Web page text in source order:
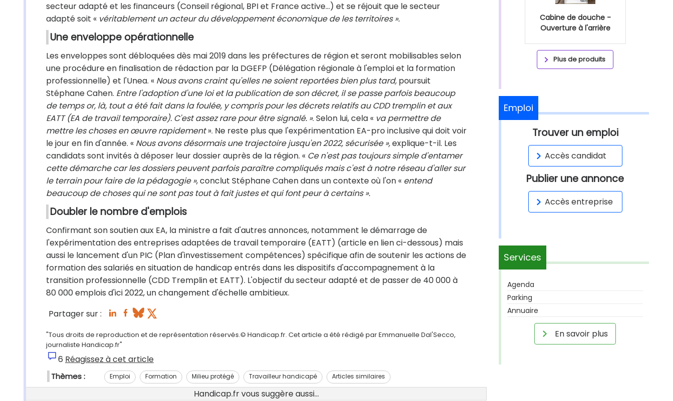
secteur adapté et les financeurs (Conseil régional, BPI et France active...) et se réjouit que le secteur
adapté soit « véritablement un acteur du développement économique de les territoires ».
Une enveloppe opérationnelle
Les enveloppes sont débloquées dès mai 2019 dans les préfectures de région et seront mobilisables selon
une procédure en finalisation de rédaction par la DGEFP (Délégation régionale à l'emploi et la formation
professionnelle) et l'Unea. « Nous avons craint qu'elles ne soient reportées bien plus tard, poursuit
Stéphane Cahen. Entre l'adoption d'une loi et la publication de son décret, il se passe parfois beaucoup
de temps or, là, tout a été fait dans la foulée, y compris pour les décrets relatifs au CDD tremplin et aux
EATT (EA de travail temporaire). C'est assez rare pour être signalé. ». Selon lui, cela « va permettre de
mettre les choses en œuvre rapidement». Ne reste plus que l'expérimentation EA-pro inclusive qui doit voir
le jour en fin d'année. « Nous avons désormais une trajectoire jusqu'en 2022, sécurisée »,explique-t-il. Les
candidats sont invités à déposer leur dossier auprès de la région. « Ce n'est pas toujours simple d'entamer
cette démarche car les dossiers peuvent parfois paraître compliqués mais c'est à notre réseau d'aller sur
le terrain pour faire de la pédagogie », conclut Stéphane Cahen dans un contexte où l'on « entend
beaucoup de choses qui ne sont pas tout à fait justes et qui font peur à certains ».
Doubler le nombre d'emplois
Confirmant son soutien aux EA, la ministre a fait d'autres annonces, notamment le démarrage de
l'expérimentation des entreprises adaptées de travail temporaire (EATT) (article en lien ci-dessous) mais
aussi le lancement d'un PIC (Plan d'investissement compétences) spécifique afin de soutenir les actions de
formation des salariés en situation de handicap entrés dans les dispositifs d'accompagnement à la
transition professionnelle (CDD Tremplin et EATT). L'objectif du secteur adapté et de passer de 40 000 à
80 000 emplois d'ici 2022, un changement d'échelle ambitieux.
Partager sur :
"Tous droits de reproduction et de représentation réservés.© Handicap.fr. Cet article a été rédigé par Emmanuelle Dal'Secco,
journaliste Handicap.fr"
6 Réagissez à cet article
Thèmes : Emploi Formation Milieu protégé Travailleur handicapé Articles similaires
Handicap.fr vous suggère aussi...
Cabine de douche -
Ouverture à l'arrière
Plus de produits
Emploi
Trouver un emploi
Accès candidat
Publier une annonce
Accès entreprise
Services
Agenda
Parking
Annuaire
En savoir plus